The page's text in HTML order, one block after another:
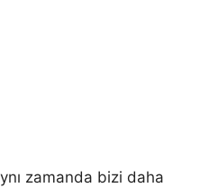
zamanda bizi daha